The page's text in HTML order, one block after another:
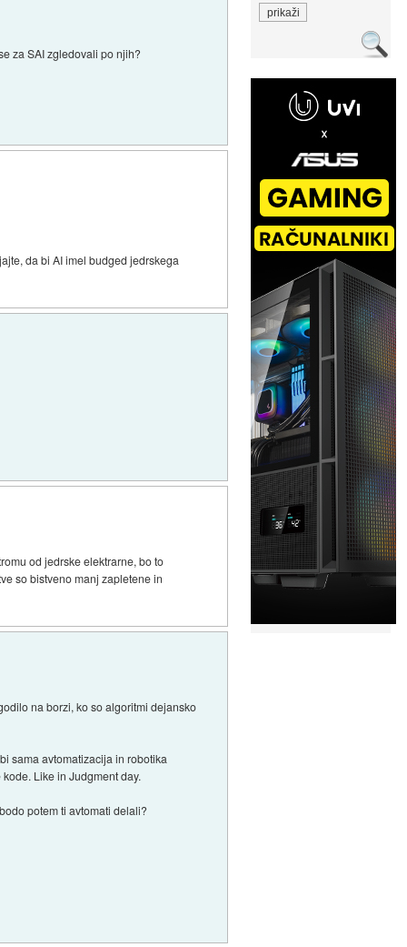
za SAI zgledovali po njih?
da bi AI imel budged jedrskega
od jedrske elektrarne, bo to
so bistveno manj zapletene in
na borzi, ko so algoritmi dejansko
sama avtomatizacija in robotika
Like in Judgment day.
potem ti avtomati delali?